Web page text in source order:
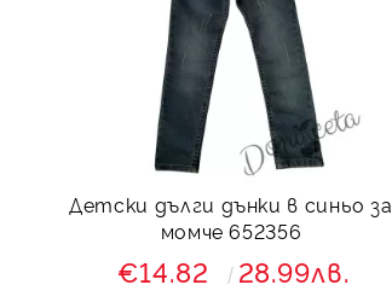
Детски дълги дънки в синьо за
момче 652356
€14.82 28.99лв.